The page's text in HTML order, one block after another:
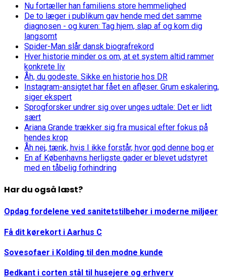
Nu fortæller han familiens store hemmelighed
De to læger i publikum gav hende med det samme
diagnosen - og kuren: Tag hjem, slap af og kom dig
langsomt
Spider-Man slår dansk biografrekord
Hver historie minder os om, at et system altid rammer
konkrete liv
Åh, du godeste. Sikke en historie hos DR
Instagram-ansigtet har fået en afløser. Grum eskalering,
siger ekspert
Sprogforsker undrer sig over unges udtale: Det er lidt
sært
Ariana Grande trækker sig fra musical efter fokus på
hendes krop
Åh nej, tænk, hvis I ikke forstår, hvor god denne bog er
En af Københavns herligste gader er blevet udstyret
med en tåbelig forhindring
Har du også læst?
Opdag fordelene ved sanitetstilbehør i moderne miljøer
Få dit kørekort i Aarhus C
Sovesofaer i Kolding til den modne kunde
Bedkant i corten stål til husejere og erhverv